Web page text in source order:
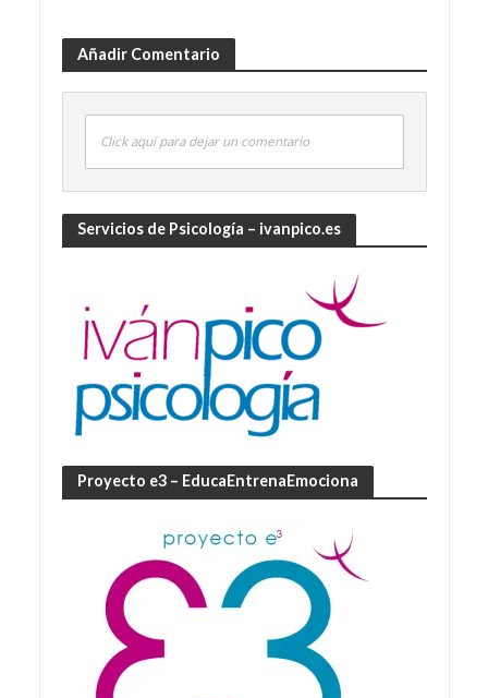
Añadir Comentario
Click aquí para dejar un comentario
Servicios de Psicología – ivanpico.es
Proyecto e3 – EducaEntrenaEmociona